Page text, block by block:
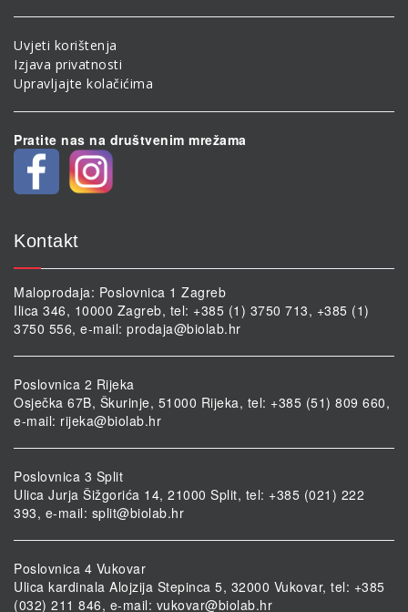
Uvjeti korištenja
Izjava privatnosti
Upravljajte kolačićima
Pratite nas na društvenim mrežama
Kontakt
Maloprodaja: Poslovnica 1 Zagreb
Ilica 346, 10000 Zagreb, tel: +385 (1) 3750 713, +385 (1)
3750 556, e-mail: prodaja@biolab.hr
Poslovnica 2 Rijeka
Osječka 67B, Škurinje, 51000 Rijeka, tel: +385 (51) 809 660,
e-mail: rijeka@biolab.hr
Poslovnica 3 Split
Ulica Jurja Šižgorića 14, 21000 Split, tel: +385 (021) 222
393, e-mail: split@biolab.hr
Poslovnica 4 Vukovar
Ulica kardinala Alojzija Stepinca 5, 32000 Vukovar, tel: +385
(032) 211 846, e-mail: vukovar@biolab.hr